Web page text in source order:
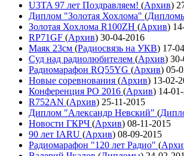
U3TA 97 лет Поздравляем! (Архив)
Диплом "Золотая Хохлома" (
Золотая Хохлома R100ZH (Архив)
RP71GF (Архив) 30-04-2016
Маяк 23см (Радиосвязь на УКВ) 17-
Суд над радиолюбителем (Архив)
Радиомарафон RQ55YG (Архив) 05-
Новые соревнования (Архив) 13-02-
Конференция РО 2016 (Архив) 14-
R752AN (Архив) 25-11-2015
Диплом "Александр Невский" (
Новости ГКРЧ (Архив) 08-11-2015
90 лет IARU (Архив) 08-09-2015
Радиомарафон "120 лет Радио" (